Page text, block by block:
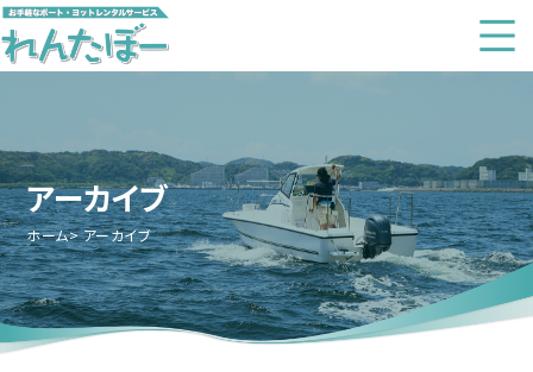
アーカイブ
ホーム アーカイブ